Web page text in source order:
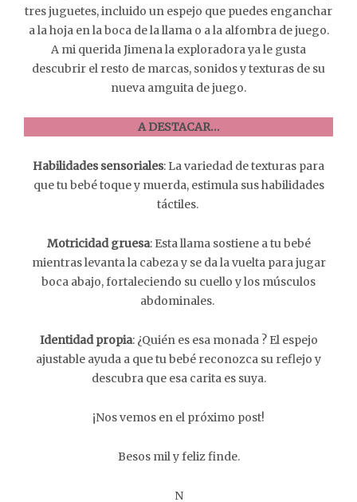
tres juguetes, incluido un espejo que puedes enganchar
a la hoja en la boca de la llama o a la alfombra de juego.
A mi querida Jimena la exploradora ya le gusta
descubrir el resto de marcas, sonidos y texturas de su
nueva amguita de juego.
A DESTACAR…
Habilidades sensoriales: La variedad de texturas para
que tu bebé toque y muerda, estimula sus habilidades
táctiles.
Motricidad gruesa: Esta llama sostiene a tu bebé
mientras levanta la cabeza y se da la vuelta para jugar
boca abajo, fortaleciendo su cuello y los músculos
abdominales.
Identidad propia: ¿Quién es esa monada ? El espejo
ajustable ayuda a que tu bebé reconozca su reflejo y
descubra que esa carita es suya.
¡Nos vemos en el próximo post!
Besos mil y feliz finde.
N